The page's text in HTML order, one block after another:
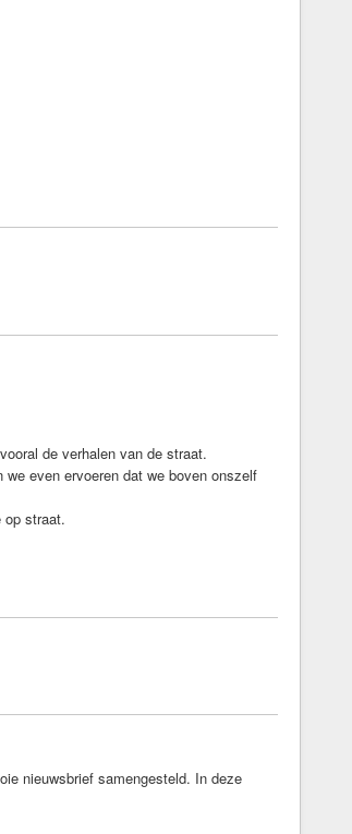
de verhalen van de straat.
even ervoeren dat we boven onszelf
op straat.
nieuwsbrief samengesteld. In deze